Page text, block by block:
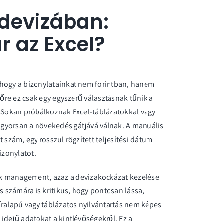
az Excel?
a bizonylatainkat nem forintban, hanem
ez csak egy egyszerű választásnak tűnik a
próbálkoznak Excel-táblázatokkal vagy
a növekedés gátjává válnak. A manuális
egy rosszul rögzített teljesítési dátum
management, azaz a devizakockázat kezelése
számára is kritikus, hogy pontosan lássa,
vagy táblázatos nyilvántartás nem képes
adatokat a kintlévőségekről. Ez a